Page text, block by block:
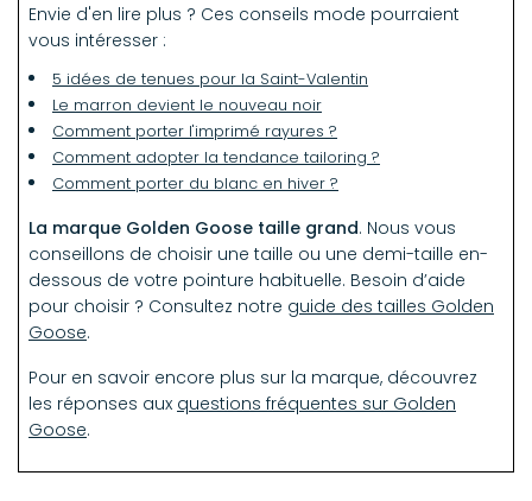
Envie d'en lire plus ? Ces conseils mode pourraient
vous intéresser :
5 idées de tenues pour la Saint-Valentin
Le marron devient le nouveau noir
Comment porter l'imprimé rayures ?
Comment adopter la tendance tailoring ?
Comment porter du blanc en hiver ?
La marque Golden Goose taille grand. Nous vous
conseillons de choisir une taille ou une demi-taille en-
dessous de votre pointure habituelle. Besoin d’aide
pour choisir ? Consultez notre guide des tailles Golden
Goose.
Pour en savoir encore plus sur la marque, découvrez
les réponses aux questions fréquentes sur Golden
Goose.